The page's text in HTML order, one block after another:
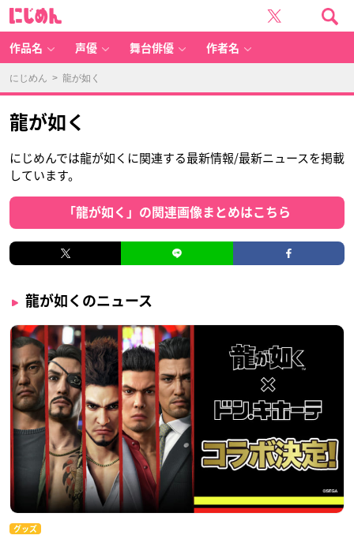
作品名 声優 舞台俳優 作者名
にじめん > 龍が如く
龍が如く
にじめんでは龍が如くに関連する最新情報/最新ニュースを掲載
しています。
「龍が如く」の関連画像まとめはこちら
龍が如くのニュース
グッズ